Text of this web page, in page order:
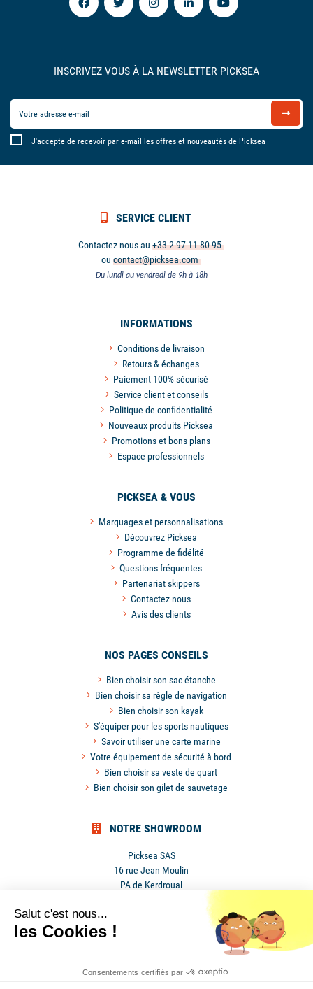
INSCRIVEZ VOUS À LA NEWSLETTER PICKSEA
J'accepte de recevoir par e-mail les offres et nouveautés de Picksea
SERVICE CLIENT
Contactez nous au +33 2 97 11 80 95
ou contact@picksea.com
Du lundi au vendredi de 9h à 18h
INFORMATIONS
Conditions de livraison
Retours & échanges
Paiement 100% sécurisé
Service client et conseils
Politique de confidentialité
Nouveaux produits Picksea
Promotions et bons plans
Espace professionnels
PICKSEA & VOUS
Marquages et personnalisations
Découvrez Picksea
Programme de fidélité
Questions fréquentes
Partenariat skippers
Contactez-nous
Avis des clients
NOS PAGES CONSEILS
Bien choisir son sac étanche
Bien choisir sa règle de navigation
Bien choisir son kayak
S'équiper pour les sports nautiques
Savoir utiliser une carte marine
Votre équipement de sécurité à bord
Bien choisir sa veste de quart
Bien choisir son gilet de sauvetage
NOTRE SHOWROOM
Picksea SAS
16 rue Jean Moulin
PA de Kerdroual
Conditions générales de ventes Cookies
Salut c'est nous...
les Cookies !
Consentements certifiés par